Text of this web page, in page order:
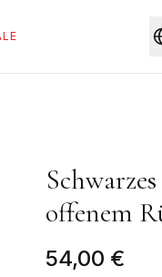
offenem
54,00 €